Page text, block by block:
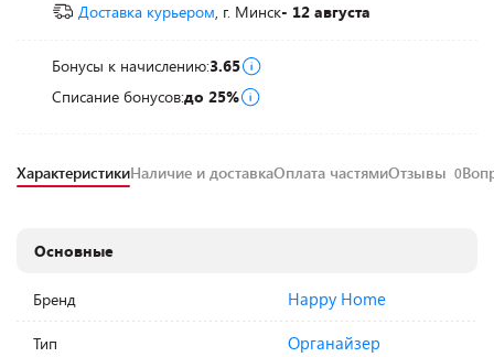
Доставка курьером, г. Минск- 12 августа
Бонусы к начислению:3.65
Списание бонусов:до 25%
ХарактеристикиНаличие и доставкаОплата частямиОтзывы 0
Основные
Бренд Happy Home
Тип Органайзер